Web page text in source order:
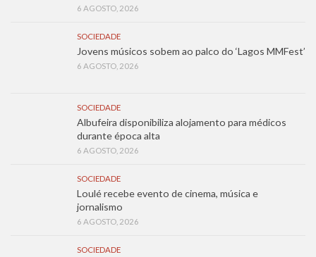
6 AGOSTO, 2026
SOCIEDADE
Jovens músicos sobem ao palco do ‘Lagos MMFest’
6 AGOSTO, 2026
SOCIEDADE
Albufeira disponibiliza alojamento para médicos
durante época alta
6 AGOSTO, 2026
SOCIEDADE
Loulé recebe evento de cinema, música e
jornalismo
6 AGOSTO, 2026
SOCIEDADE